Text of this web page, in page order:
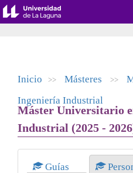
Inicio >> Másteres >>
Ingeniería Industrial
Máster Universitario
Industrial (2025 -
Guías